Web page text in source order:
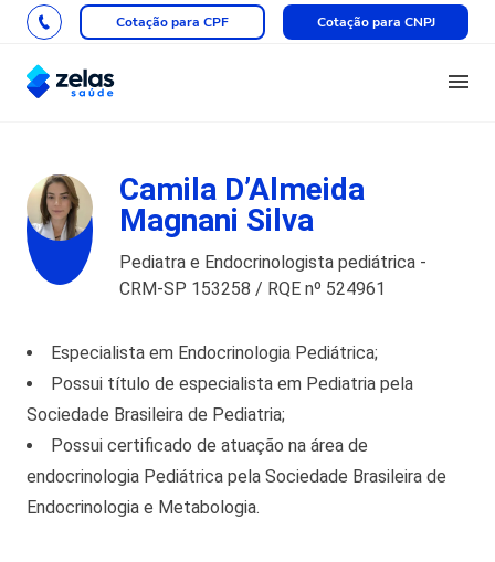
Cotação para CPF Cotação para CNPJ
Camila D’Almeida
Magnani Silva
Pediatra e Endocrinologista pediátrica -
CRM-SP 153258 / RQE nº 524961
Especialista em Endocrinologia Pediátrica;
Possui título de especialista em Pediatria pela
Sociedade Brasileira de Pediatria;
Possui certificado de atuação na área de
endocrinologia Pediátrica pela Sociedade Brasileira de
Endocrinologia e Metabologia.